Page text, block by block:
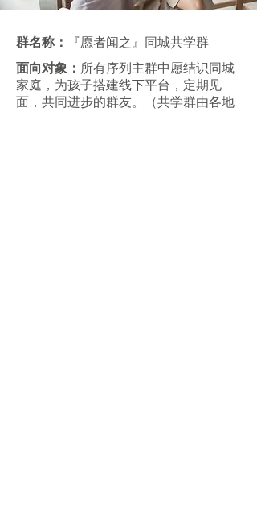
群名称：
『愿者闻之』同城共学群
面向对象： 所有序列主群中愿结识同城
家庭，为孩子搭建线下平台，定期见
面，共同进步的群友。（共学群由各地